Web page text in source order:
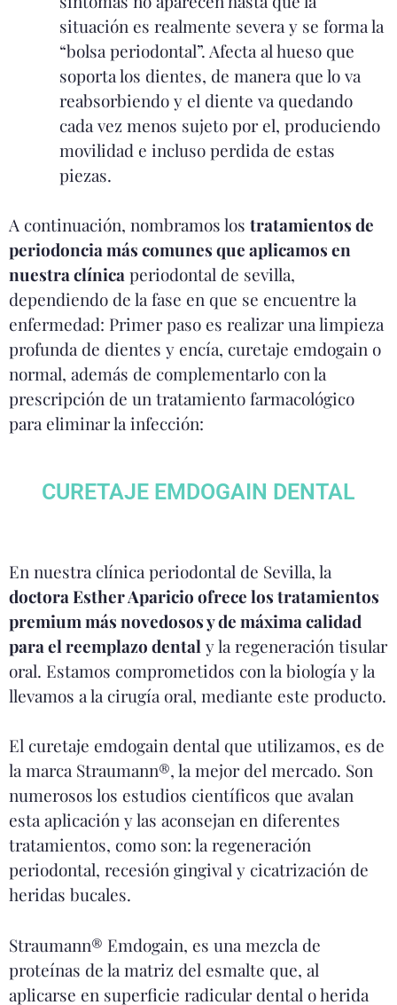
situación es realmente severa y se forma la
“bolsa periodontal”. Afecta al hueso que
soporta los dientes, de manera que lo va
reabsorbiendo y el diente va quedando
cada vez menos sujeto por el, produciendo
movilidad e incluso perdida de estas
piezas.
A continuación, nombramos los tratamientos de
periodoncia más comunes que aplicamos en
nuestra clínica periodontal de sevilla,
dependiendo de la fase en que se encuentre la
enfermedad: Primer paso es realizar una limpieza
profunda de dientes y encía, curetaje emdogain o
normal, además de complementarlo con la
prescripción de un tratamiento farmacológico
para eliminar la infección:
CURETAJE EMDOGAIN DENTAL
En nuestra clínica periodontal de Sevilla, la
doctora Esther Aparicio ofrece los tratamientos
premium más novedosos y de máxima calidad
para el reemplazo dental y la regeneración tisular
oral. Estamos comprometidos con la biología y la
llevamos a la cirugía oral, mediante este producto.
El curetaje emdogain dental que utilizamos, es de
la marca Straumann®, la mejor del mercado. Son
numerosos los estudios científicos que avalan
esta aplicación y las aconsejan en diferentes
tratamientos, como son: la regeneración
periodontal, recesión gingival y cicatrización de
heridas bucales.
Straumann® Emdogain, es una mezcla de
proteínas de la matriz del esmalte que, al
aplicarse en superficie radicular dental o herida